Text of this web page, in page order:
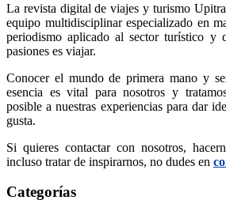
La revista digital de viajes y turismo
equipo multidisciplinar especializado en
periodismo aplicado al sector turístico y
pasiones es viajar.
Conocer el mundo de primera mano y
esencia es vital para nosotros y
posible a nuestras experiencias para dar
gusta.
Si quieres contactar con nosotros,
incluso tratar de inspirarnos, no dudes en
Categorías